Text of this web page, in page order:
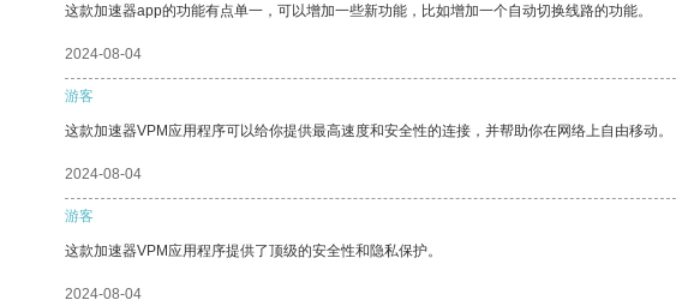
这款加速器app的功能有点单一，可以增加一些新功能，比如增加一个自动切换线路的功能。
2024-08-04
游客
这款加速器VPM应用程序可以给你提供最高速度和安全性的连接，并帮助你在网络上自由移动。
2024-08-04
游客
这款加速器VPM应用程序提供了顶级的安全性和隐私保护。
2024-08-04